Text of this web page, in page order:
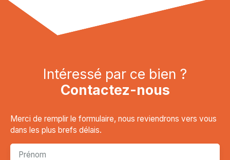
Intéressé par ce bien ?
Contactez-nous
Merci de remplir le formulaire, nous reviendrons vers vous
dans les plus brefs délais.
Prénom